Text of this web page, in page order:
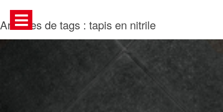
Archives de tags : tapis en nitrile